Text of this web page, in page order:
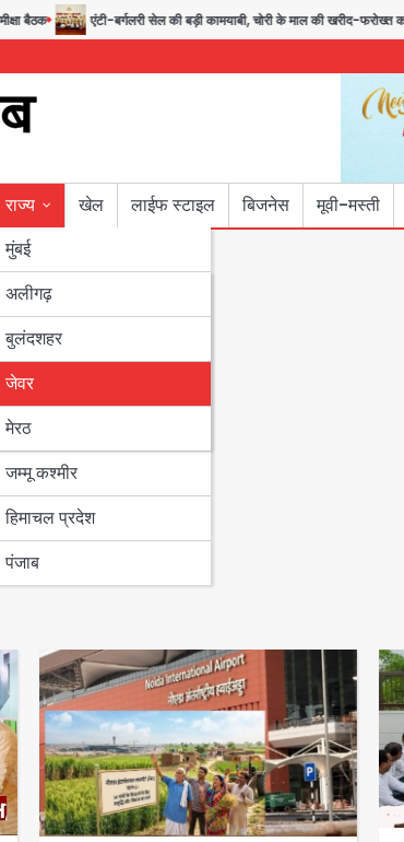
एंटी-बर्गलरी सेल की बड़ी कामयाबी, चोरी के माल की खरीद-फरोख्त करने वाले
राज्य
मुंबई
उत्तर प्रदेश
अलीगढ़
बुलंदशहर
जेवर
मेरठ
बिहार
पंजाब
हरियाणा
जम्मू कश्मीर
हिमाचल प्रदेश
पंजाब
खेल लाईफ स्टाइल बिजनेस मूवी-मस्ती